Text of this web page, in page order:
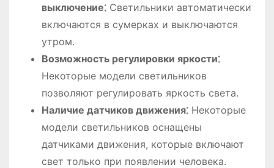
выключение⁚Светильники автоматически
включаются в сумерках и выключаются
утром.
Возможность регулировки яркости⁚
Некоторые модели светильников
позволяют регулировать яркость света.
Наличие датчиков движения⁚Некоторые
модели светильников оснащены
датчиками движения, которые включают
свет только при появлении человека.